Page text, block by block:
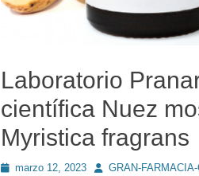
Laboratorio
científica Nuez
Myristica fragrans
Publicado
marzo 12, 2023 AutorGRAN-